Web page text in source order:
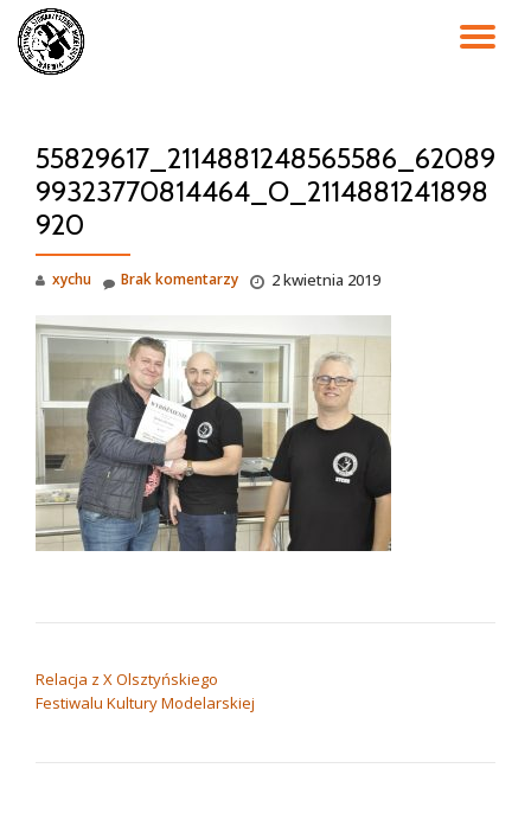
Przejdź
55829617_2114881248565586_62089
99323770814464_O_2114881241898
920
xychu 2 kwietnia 2019
Brak komentarzy
Relacja z X Olsztyńskiego
Festiwalu Kultury Modelarskiej